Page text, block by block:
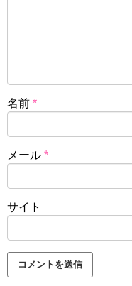
名前 *
メール *
サイト